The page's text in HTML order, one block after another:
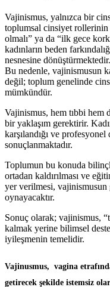
Vajinismus, yalnızca bir
toplumsal cinsiyet rollerinin
olmalı” ya da “ilk gece
kadınların beden
nesnesine dönüştürmektedir.
Bu nedenle, vajinismusun
değil; toplum genelinde
mümkündür.
Vajinismus, hem tıbbi
bir yaklaşım gerektirir.
karşılandığı ve
sonuçlanmaktadır.
Toplumun bu konuda
ortadan kaldırılması ve
yer verilmesi, vajinismusun
oynayacaktır.
Sonuç olarak; vajinismus,
kalmak yerine bilimsel
iyileşmenin temelidir.
Vajinusmus, vagina
getirecek şekilde istemsiz